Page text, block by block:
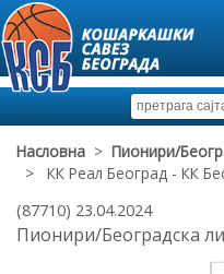
Насловна > Пионири/
> КК Реал Београд - КК
(87710) 23.04.2024
Пионири/Београдска